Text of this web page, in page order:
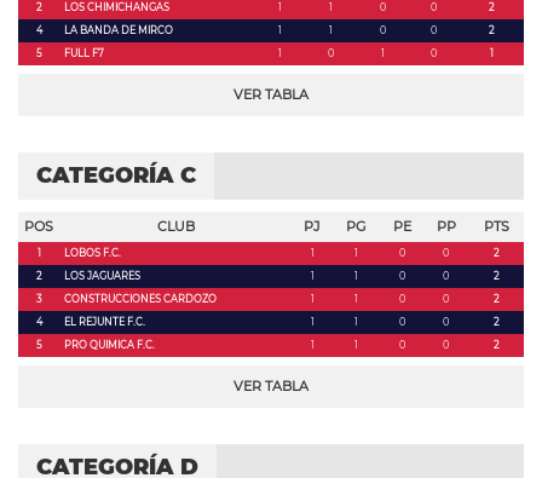
2
LOS CHIMICHANGAS 1 1 0 0
2
4
LA BANDA DE MIRCO 1 1 0 0
2
5
FULL F7 1 0 1 0 1
VER TABLA
CATEGORÍA C
POS CLUB PJ PG PE PP PTS
1 LOBOS F.C. 1 1 0 0
2
2
LOS JAGUARES 1 1 0 0
2
3
CONSTRUCCIONES CARDOZO 1 1 0 0
2
4
EL REJUNTE F.C. 1 1 0 0
2
5
PRO QUIMICA F.C. 1 1 0 0 2
VER TABLA
CATEGORÍA D